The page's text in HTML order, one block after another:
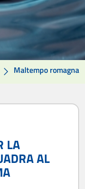
Maltempo romagna
LA
AL